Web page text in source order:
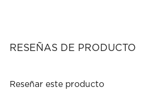
RESEÑAS DE PRODUCTO
Reseñar este producto